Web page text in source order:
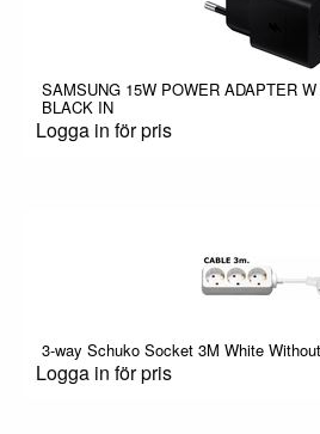
SAMSUNG 15W POWER ADAPTER
BLACK IN
Logga in för pris
3-way Schuko Socket 3M White
Logga in för pris